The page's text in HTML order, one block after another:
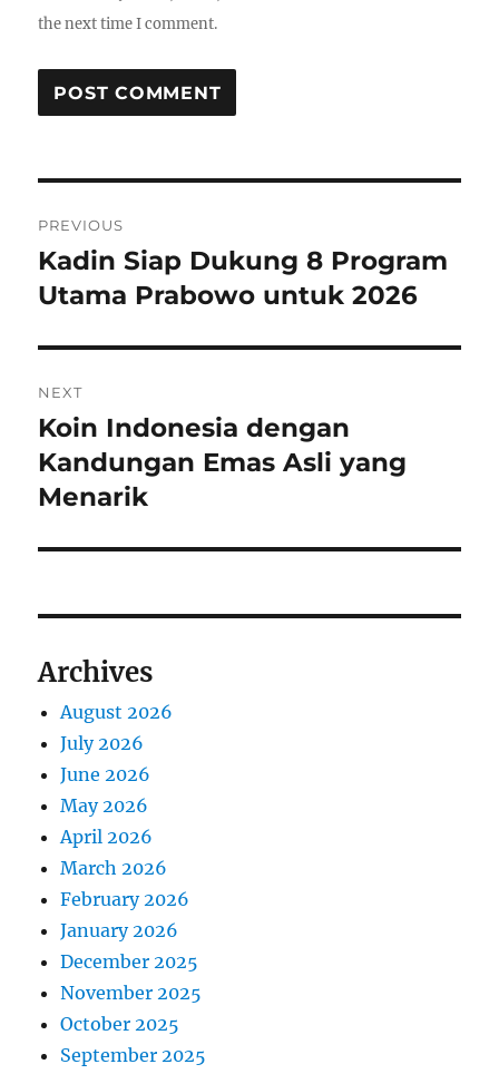
the next time I comment.
o
s
t
n
a
v
a
t
i
o
n
PREVIOUS
P
r
v
i
o
s
p
Kadin Siap Dukung 8 Program
Utama Prabowo untuk 2026
NEXT
N
e
x
p
s
:
Koin Indonesia dengan
Kandungan Emas Asli yang
Menarik
Archives
August 2026
July 2026
June 2026
May 2026
April 2026
March 2026
February 2026
January 2026
December 2025
November 2025
October 2025
September 2025